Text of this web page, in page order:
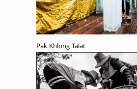
Pak Khlong Talat